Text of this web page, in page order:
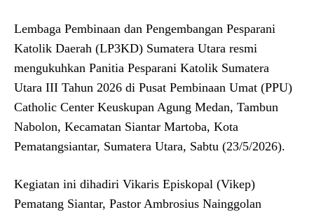
Lembaga Pembinaan dan Pengembangan Pesparani
Katolik Daerah (LP3KD) Sumatera Utara resmi
mengukuhkan Panitia Pesparani Katolik Sumatera
Utara III Tahun 2026 di Pusat Pembinaan Umat (PPU)
Catholic Center Keuskupan Agung Medan, Tambun
Nabolon, Kecamatan Siantar Martoba, Kota
Pematangsiantar, Sumatera Utara, Sabtu (23/5/2026).
Kegiatan ini dihadiri Vikaris Episkopal (Vikep)
Pematang Siantar, Pastor Ambrosius Nainggolan